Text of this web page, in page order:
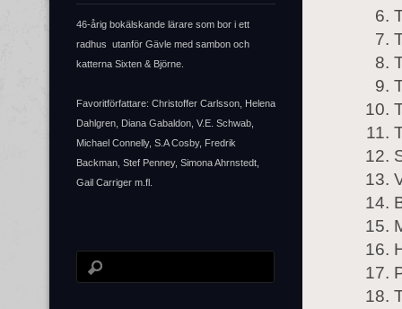
46-årig bokälskande lärare som bor i ett
radhus utanför Gävle med sambon och
katterna Sixten & Björne.
Favoritförfattare: Christoffer Carlsson, Helena
Dahlgren, Diana Gabaldon, V.E. Schwab,
Michael Connelly, S.A Cosby, Fredrik
Backman, Stef Penney, Simona Ahrnstedt,
Gail Carriger m.fl.